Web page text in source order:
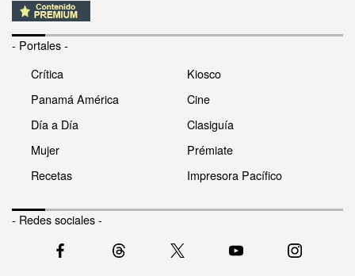
- Portales -
Crítica
Panamá América
Día a Día
Mujer
Recetas
Kiosco
Cine
Clasiguía
Prémiate
Impresora Pacífico
- Redes sociales -